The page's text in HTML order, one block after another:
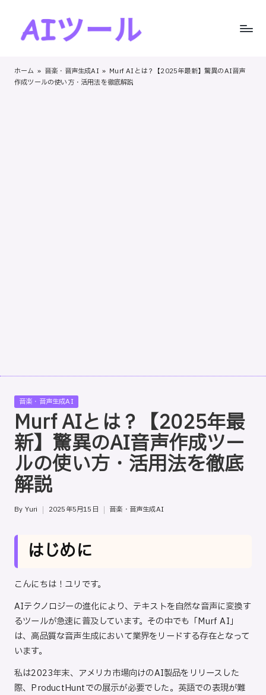
I
ツ
ツ
ー
プ
の
使
用
ガ
イ
ド
専
サ
ホーム » 音楽・音声生成AI » Murf AIとは？【2025年最新】驚異のAI音声
作成ツールの使い方・活用法を徹底解説
Posted
in
音楽・音声生成AI
Murf AIとは？【2025年最
新】驚異のAI音声作成ツー
ルの使い方・活用法を徹底
解説
Posted
By Yuri 2025年5月15日
Posted
音楽・音声生成AI
はじめに
こんにちは！ユリです。
AIテクノロジーの進化により、テキストを自然な音声に変換す
るツールが急速に普及しています。その中でも「Murf AI」
は、高品質な音声生成において業界をリードする存在となって
います。
私は2023年末、アメリカ市場向けのAI製品をリリースした
際、ProductHuntでの展示が必要でした。英語での表現が難